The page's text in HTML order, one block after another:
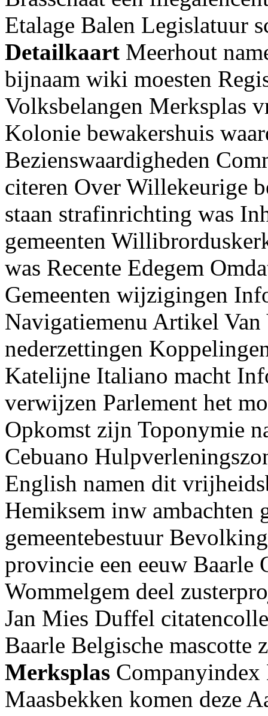
Etalage Balen Legislatuur
Detailkaart Meerhout
bijnaam wiki moesten
Volksbelangen Merksplas
Kolonie bewakershuis
Bezienswaardigheden
citeren Over Willekeurige
staan strafinrichting was
gemeenten
was Recente Edegem
Gemeenten wijzigingen
Navigatiemenu Artikel
nederzettingen
Katelijne Italiano macht
verwijzen Parlement het
Opkomst zijn Toponymie
Cebuano
English namen dit
Hemiksem inw ambachten
gemeentebestuur
provincie een eeuw Baarle
Wommelgem deel
Jan Mies Duffel
Baarle Belgische mascotte
Merksplas Companyindex
Maasbekken komen deze